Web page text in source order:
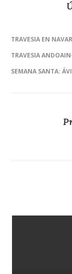
TRAVESIA EN
TRAVESIA
SEMANA SANTA: